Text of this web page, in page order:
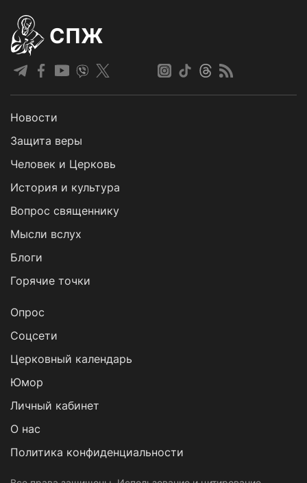
СПЖ
Новости
Защита веры
Человек и Церковь
История и культура
Вопрос священнику
Мысли вслух
Блоги
Горячие точки
Опрос
Cоцсети
Церковный календарь
Юмор
Личный кабинет
О нас
Политика конфиденциальности